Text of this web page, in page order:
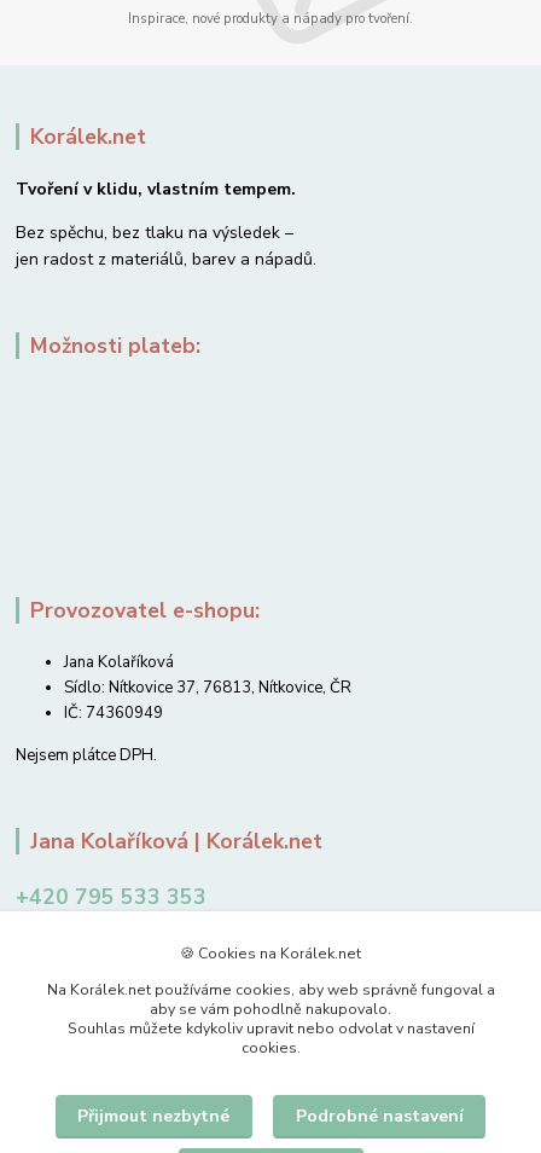
Inspirace, nové produkty a nápady pro tvoření.
Korálek.net
Tvoření v klidu, vlastním tempem.
Bez spěchu, bez tlaku na výsledek –
jen radost z materiálů, barev a nápadů.
Možnosti plateb:
Provozovatel e-shopu:
Jana Kolaříková
Sídlo: Nítkovice 37, 76813, Nítkovice, ČR
IČ: 74360949
Nejsem plátce DPH.
Jana Kolaříková | Korálek.net
+420 795 533 353
jkolarikova@koralek.net
Upravit sběr cookies.
🍪 Cookies na Korálek.net
Na Korálek.net používáme cookies, aby web správně fungoval a
aby se vám pohodlně nakupovalo.
Souhlas můžete kdykoliv upravit nebo odvolat v nastavení
cookies.
Přijmout nezbytné Podrobné nastavení